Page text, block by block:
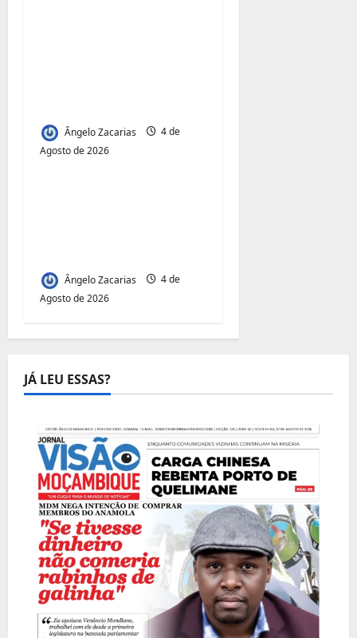
Ângelo Zacarias
4 de
Agosto de 2026
Jornal Visão Moçambique
Ângelo Zacarias
4 de
Agosto de 2026
JÁ LEU ESSAS?